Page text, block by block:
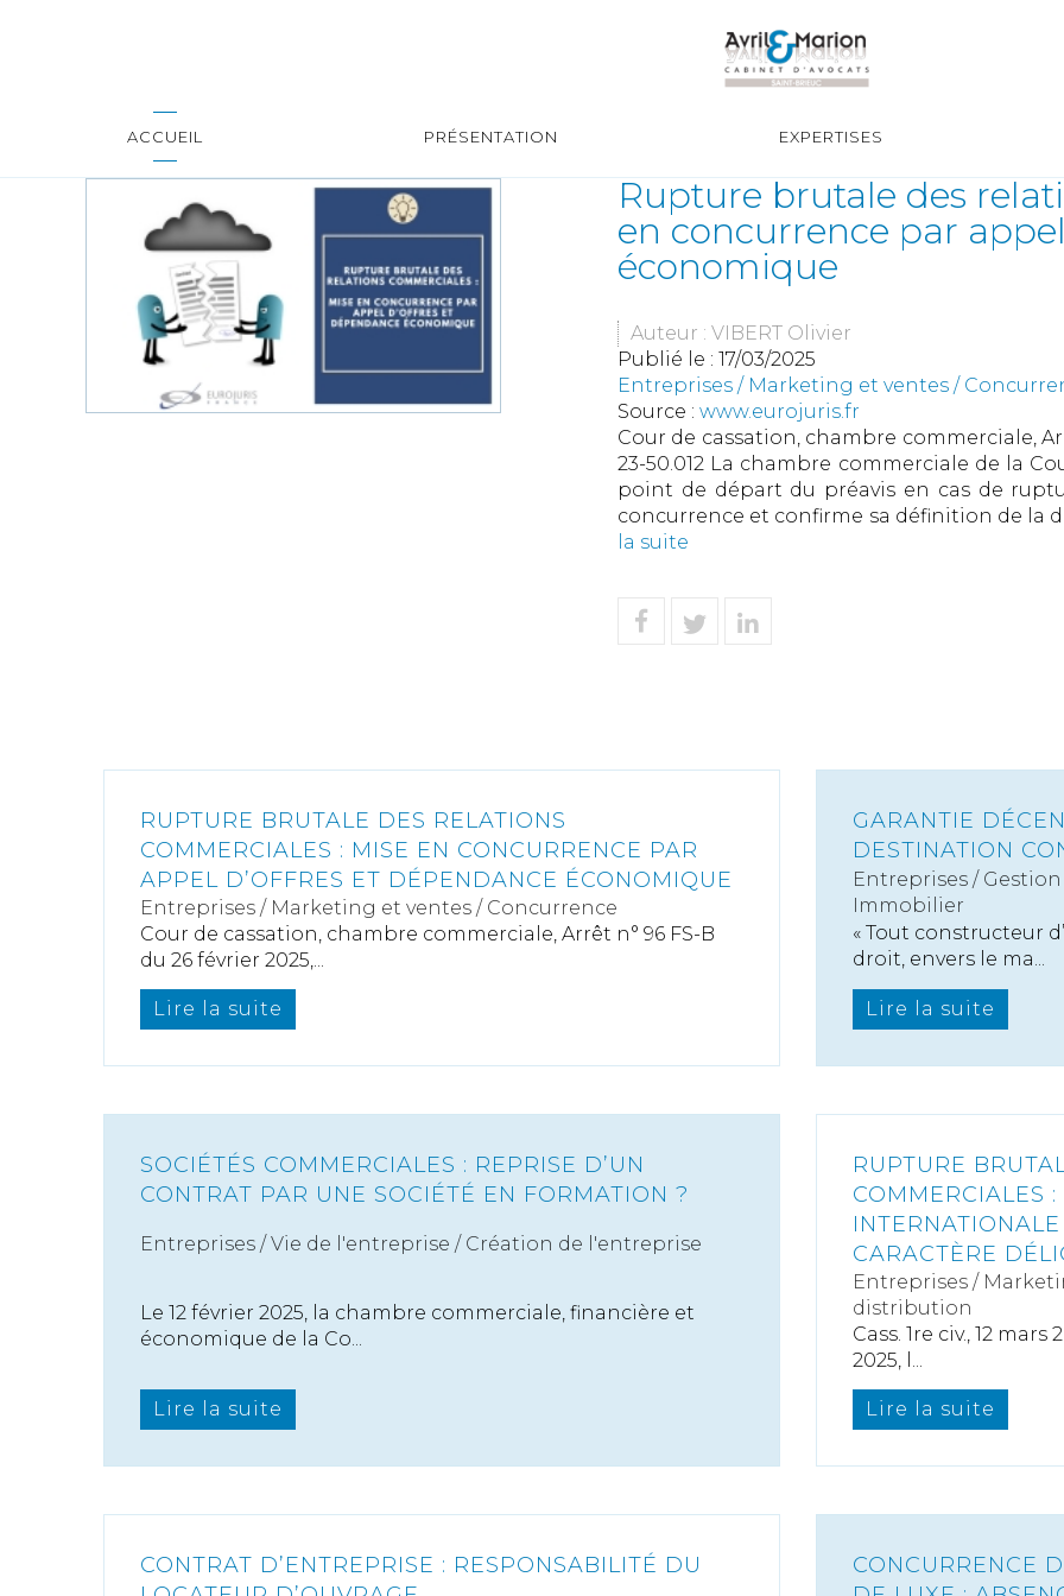
ACCUEIL PRÉSENTATION EXPERTISES
Rupture brutale des
en concurrence par
économique
Auteur : VIBERT Olivier
Publié le : 17/03/2025
Entreprises / Marketing et ventes /
Source : www.eurojuris.fr
Cour de cassation, chambre commerciale,
23-50.012 La chambre commerciale de la
point de départ du préavis en cas de
concurrence et confirme sa définition de la
la suite
RUPTURE BRUTALE DES RELATIONS
COMMERCIALES : MISE EN CONCURRENCE PAR
APPEL D’OFFRES ET DÉPENDANCE ÉCONOMIQUE
Entreprises / Marketing et ventes / Concurrence
Cour de cassation, chambre commerciale, Arrêt n° 96 FS-B
du 26 février 2025,...
Lire la suite
GARANTIE
DESTINATION
Entreprises /
Immobilier
« Tout constructeur
droit, envers le ma...
Lire la suite
SOCIÉTÉS COMMERCIALES : REPRISE D’UN
CONTRAT PAR UNE SOCIÉTÉ EN FORMATION ?
Entreprises /Vie de l'entreprise / Création de l'entreprise
Le 12 février 2025, la chambre commerciale, financière et
économique de la Co...
Lire la suite
RUPTURE
COMMERCIALES
CARACTÈRE
Entreprises /
distribution
Cass. 1re civ., 12
2025, l...
Lire la suite
CONTRAT D’ENTREPRISE : RESPONSABILITÉ DU
CONCURRENCE